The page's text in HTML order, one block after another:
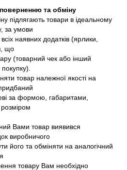
та обміну
товари в ідеальному
за умови
наявних додатків (ярлики,
що
(товарний чек або інший
товар належної якості на
за формою, габаритами,
Вами товар виявився
виробничого
його та обміняти на аналогічний
товару Вам необхідно